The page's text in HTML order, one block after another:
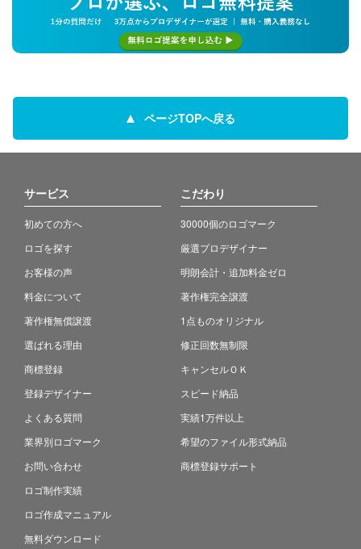
ページTOPへ戻る
サービス
初めての方へ
ロゴを探す
お客様の声
料金について
著作権無償譲渡
選ばれる理由
商標登録
登録デザイナー
よくある質問
業界別ロゴマーク
お問い合わせ
ロゴ制作実績
ロゴ作成マニュアル
無料ダウンロード
こだわり
30000個のロゴマーク
厳選プロデザイナー
明朗会計・追加料金ゼロ
著作権完全譲渡
1点ものオリジナル
修正回数無制限
キャンセルＯＫ
スピード納品
実績1万件以上
希望のファイル形式納品
商標登録サポート